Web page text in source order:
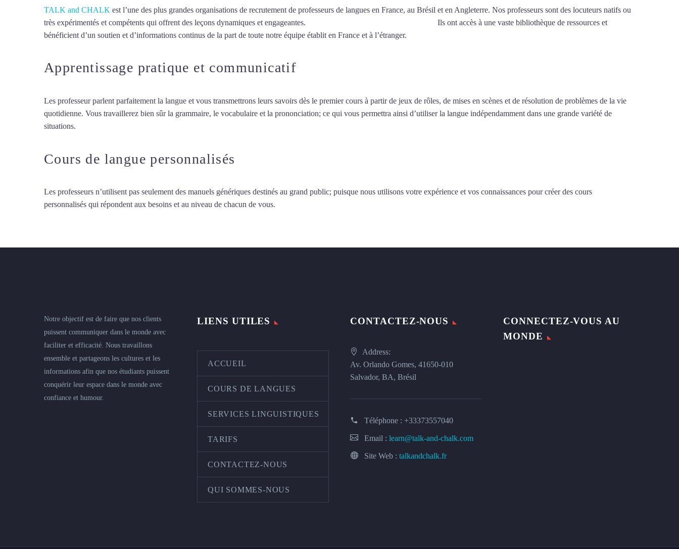
TALK and CHALK est l’une des plus grandes organisations de recrutement de professeurs de langues en France, au Brésil et en Angleterre. Nos professeurs sont des locuteurs natifs ou
très expérimentés et compétents qui offrent des leçons dynamiques et engageantes.
Ils ont accès à une vaste bibliothèque de ressources et
bénéficient d’un soutien et d’informations continus de la part de toute notre équipe établit en France et à l’étranger.
Apprentissage pratique et communicatif
Les professeur parlent parfaitement la langue et vous transmettrons leurs savoirs dès le premier cours à partir de jeux de rôles, de mises en scènes et de résolution de problèmes de la vie
quotidienne. Vous travaillerez bien sûr la grammaire, le vocabulaire et la prononciation; ce qui vous permettra ainsi d’utiliser la langue indépendamment dans une grande variété de
situations.
Cours de langue personnalisés
Les professeurs n’utilisent pas seulement des manuels génériques destinés au grand public; puisque nous utilisons votre expérience et vos connaissances pour créer des cours
personnalisés qui répondent aux besoins et au niveau de chacun de vous.
Notre objectif est de faire que nos clients
puissent communiquer dans le monde avec
faciliter et efficacité. Nous travaillons
ensemble et partageons les cultures et les
informations afin que nos étudiants puissent
conquérir leur espace dans le monde avec
confiance et humour.
LIENS UTILES
ACCUEIL
COURS DE LANGUES
SERVICES LINGUISTIQUES
TARIFS
CONTACTEZ-NOUS
QUI SOMMES-NOUS
CONTACTEZ-NOUS
Address:
Av. Orlando Gomes, 41650-010
Salvador, BA, Brésil
Téléphone : +33373557040
Email : learn@talk-and-chalk.com
Site Web : talkandchalk.fr
CONNECTEZ-VOUS AU
MONDE